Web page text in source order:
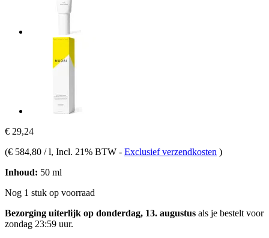
€ 29,24
(€ 584,80 / l, Incl. 21% BTW - Exclusief verzendkosten )
Inhoud: 50 ml
Nog 1 stuk op voorraad
Bezorging uiterlijk op donderdag, 13. augustus als je bestelt voor
zondag 23:59 uur.